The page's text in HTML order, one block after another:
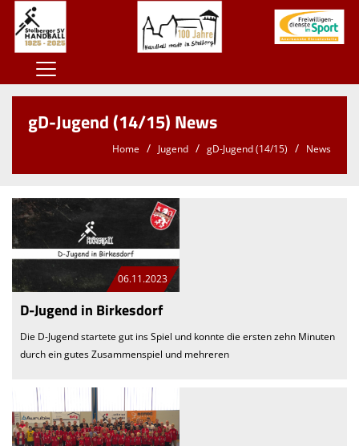
Home
100 Jahre SSV
Herren
Damen
Jugend
Kontaktformular
Unterstützt den SSV
We want you
Einladung MV 2026
gD-Jugend (14/15) News
Home Jugend gD-Jugend (14/15) News
06.11.2023
D-Jugend in Birkesdorf
Die D-Jugend startete gut ins Spiel und konnte die ersten zehn Minuten
durch ein gutes Zusammenspiel und mehreren